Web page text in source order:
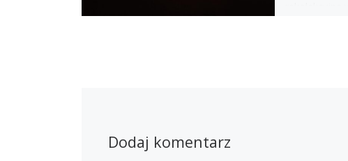
Dodaj komentarz